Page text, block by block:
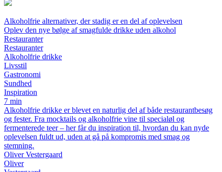
Alkoholfrie alternativer, der stadig er en del af oplevelsen
Oplev den nye bølge af smagfulde drikke uden alkohol
Restauranter
Restauranter
Alkoholfrie drikke
Livsstil
Gastronomi
Sundhed
Inspiration
7 min
Alkoholfrie drikke er blevet en naturlig del af både restaurantbesøg
og fester. Fra mocktails og alkoholfrie vine til specialøl og
fermenterede teer – her får du inspiration til, hvordan du kan nyde
oplevelsen fuldt ud, uden at gå på kompromis med smag og
stemning.
Oliver Vestergaard
Oliver